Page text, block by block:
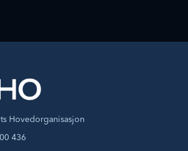
Hovedorganisasjon
436